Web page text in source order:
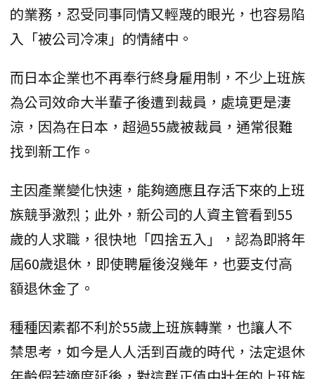
的業務，忍受同事同情又輕蔑的眼光，也容易陷
入「被公司冷凍」的情緒中。
而日本企業也不再奉行終身雇用制，不少上班族
為公司效命大半輩子後遭到裁員，處境更是淒
涼，因為在日本，超過55歲被裁員，通常很難
找到新工作。
主因產業變化快速，能夠適應且存活下來的上班
族競爭激烈；此外，新公司的人資主管看到55
歲的人求職，很快地「四捨五入」，認為即將年
屆60歲退休，即使聘雇後沒幾年，也要支付高
額退休金了。
種種因素都不利於55歲上班族轉業，也讓人不
禁思考，如今是人人活到百歲的時代，法定退休